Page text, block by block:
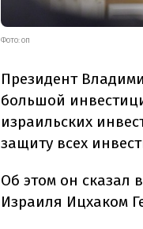
ФОТО: ОП
Президент
большой
израильских
защиту всех
Об этом он сказал
Израиля Ицхаком